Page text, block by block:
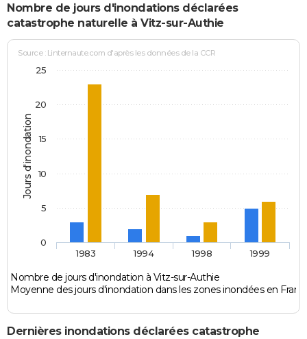
Nombre de jours d'inondations déclarées
catastrophe naturelle à Vitz-sur-Authie
Jours d'inondation
Source : Linternaute.com d'après les données de la CCR
Nombre de jours d'inondation à Vitz-sur-Authie
Moyenne des jours d'inondation dans les zones inondées en
1983 1994 1998 1999
0
5
10
15
20
25
Dernières inondations déclarées catastrophe